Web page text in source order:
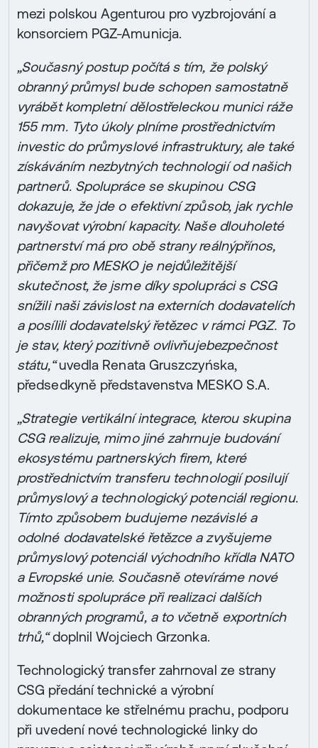
mezi polskou Agenturou pro vyzbrojování a
konsorciem PGZ-Amunicja.
„Současný postup počítá s tím, že polský
obranný průmysl bude schopen samostatně
vyrábět kompletní dělostřeleckou munici ráže
155 mm. Tyto úkoly plníme prostřednictvím
investic do průmyslové infrastruktury, ale také
získáváním nezbytných technologií od našich
partnerů. Spolupráce se skupinou CSG
dokazuje, že jde o efektivní způsob, jak rychle
navyšovat výrobní kapacity. Naše dlouholeté
partnerství má pro obě strany reálnýpřínos,
přičemž pro MESKO je nejdůležitější
skutečnost, že jsme díky spolupráci s CSG
snížili naši závislost na externích dodavatelích
a posílili dodavatelský řetězec v rámci PGZ. To
je stav, který pozitivně ovlivňujebezpečnost
státu,“uvedla Renata Gruszczyńska,
předsedkyně představenstva MESKO S.A.
„Strategie vertikální integrace, kterou skupina
CSG realizuje, mimo jiné zahrnuje budování
ekosystému partnerských firem, které
prostřednictvím transferu technologií posilují
průmyslový a technologický potenciál regionu.
Tímto způsobem budujeme nezávislé a
odolné dodavatelské řetězce a zvyšujeme
průmyslový potenciál východního křídla NATO
a Evropské unie. Současně otevíráme nové
možnosti spolupráce při realizaci dalších
obranných programů, a to včetně exportních
trhů,“doplnil Wojciech Grzonka.
Technologický transfer zahrnoval ze strany
CSG předání technické a výrobní
dokumentace ke střelnému prachu, podporu
při uvedení nové technologické linky do